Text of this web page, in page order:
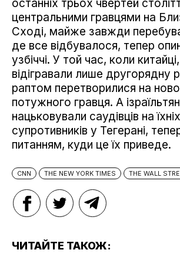
останніх трьох чвертей
центральними гравцями на
Сході, майже завжди
де все відбувалося, тепер
узбіччі. У той час, коли
відігравали лише другорядну
раптом перетворилися на
потужного гравця. А
нацьковували саудівців на
супротивників у Тегерані,
питанням, куди це їх приведе.
CNN THE NEW YORK TIMES THE WALL
ЧИТАЙТЕ ТАКОЖ: